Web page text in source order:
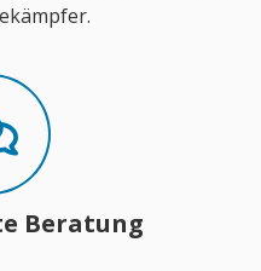
Beratung